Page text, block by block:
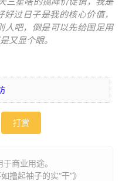
过日子是我的核心价值，
人吧，倒是可以先给国足用
又显个眼。
打赏
商业用途。
撸起袖子的实“干”》